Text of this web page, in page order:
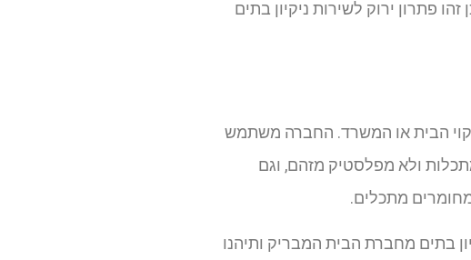
פתרון ירוק לשירות ניקיון בתים
הבית או המשרד. החברה משתמש
ולא מפלסטיק מזהם, וגם
מתכלים.
בתים מחברת הבית המבריק ותיהנו